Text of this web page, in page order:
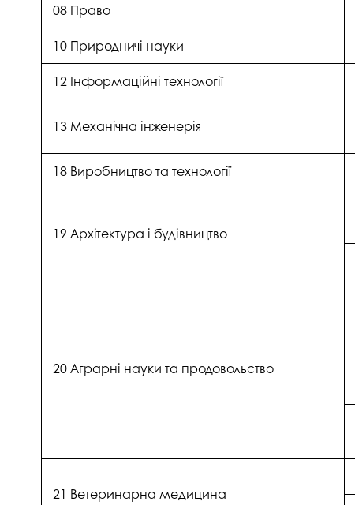
08 Право
10 Природничі науки
12 Інформаційні технології
13 Механічна інженерія
18 Виробництво та технології
19 Архітектура і будівництво
20 Аграрні науки та продовольство
21 Ветеринарна медицина